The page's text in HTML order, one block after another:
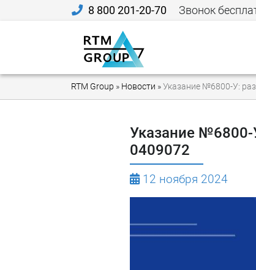
8 800 201-20-70 Звонок
RTM Group » Новости »Указание №6800-У:
Указание №6800-
0409072
12 ноября 2024